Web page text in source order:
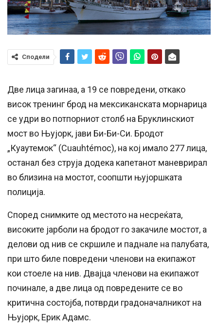
Сподели
Две лица загинаа, а 19 се повредени, откако
висок тренинг брод на мексиканската морнарица
се удри во потпорниот столб на Бруклинскиот
мост во Њујорк, јави Би-Би-Си. Бродот
„Куаутемок“ (Cuauhtémoc), на кој имало 277 лица,
останал без струја додека капетанот маневрирал
во близина на мостот, соопшти њујоршката
полиција.
Според снимките од местото на несреќата,
високите јарболи на бродот го закачиле мостот, а
делови од нив се скршиле и паднале на палубата,
при што биле повредени членови на екипажот
кои стоеле на нив. Двајца членови на екипажот
починале, а две лица од повредените се во
критична состојба, потврди градоначалникот на
Њујорк, Ерик Адамс.